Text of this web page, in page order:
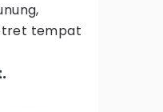
tempat